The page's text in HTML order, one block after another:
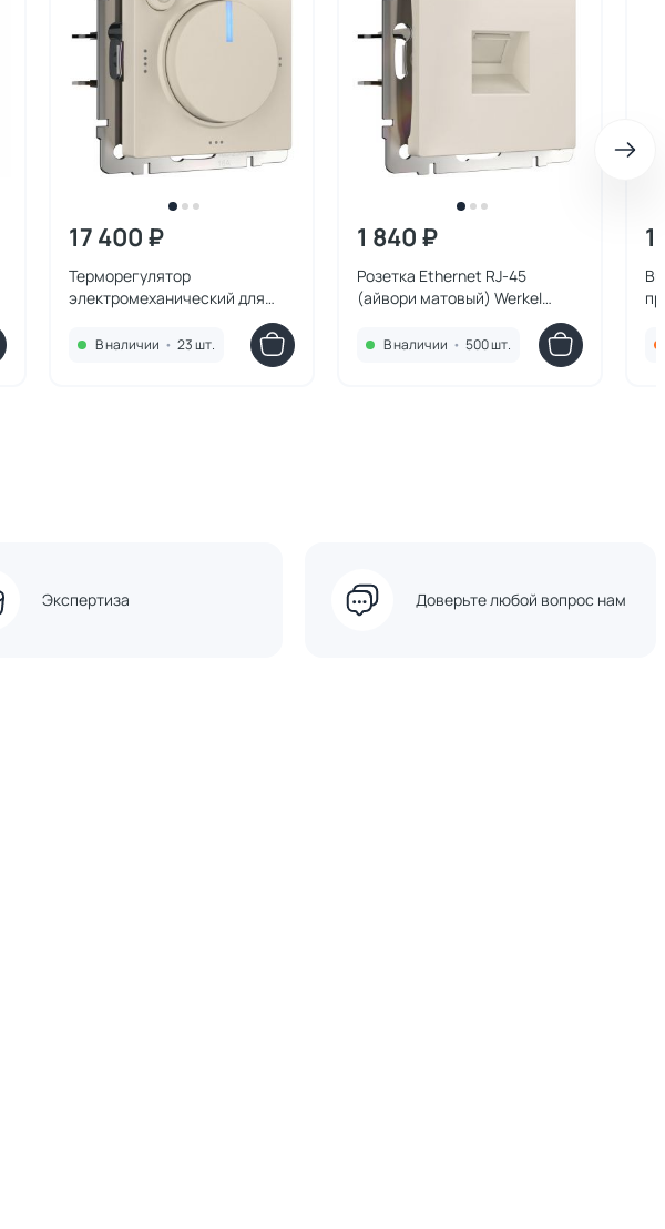
17 400 ₽
Терморегулятор
электромеханический для
матовый) Werkel W1151162
В наличии • 23 шт.
1 840 ₽
Розетка Ethernet RJ-45
(айвори матовый) Werkel
В наличии • 500 шт.
1
Экспертиза Доверьте любой вопрос нам